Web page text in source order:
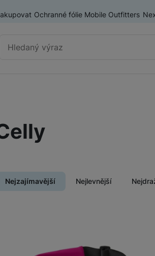
Ochranné fólie Mobile Outfitters
Vyhledávání
Nejzajímavější Nejlevnější